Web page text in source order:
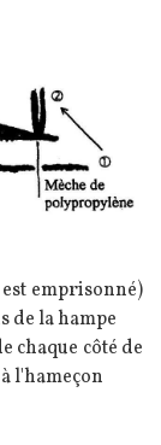
emprisonné)
de la hampe
chaque côté de
l'hameçon